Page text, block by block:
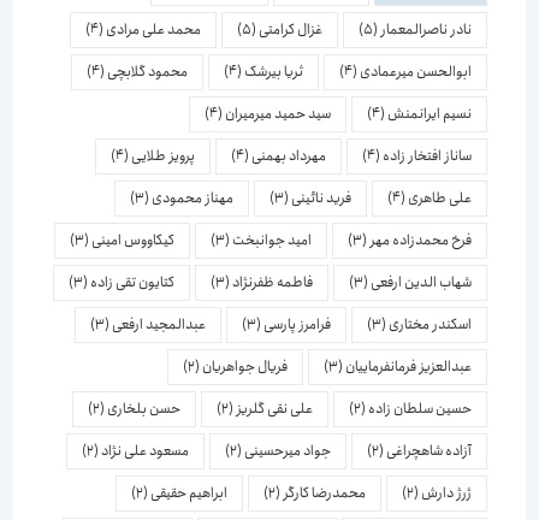
نادر ناصرالمعمار(5) غزال کرامتی(5) محمد علی مرادی(4)
ابوالحسن میرعمادی(4) ثریا بیرشک(4) محمود گلابچی(4)
نسیم ایرانمنش(4) سید حمید میرمیران(4)
ساناز افتخار زاده(4) مهرداد بهمنی(4) پرویز طلایی(4)
علی طاهری(4) فرید نائینی(3) مهناز محمودی(3)
فرخ محمدزاده مهر (3) امید جوانبخت(3) کیکاووس امینی(3)
شهاب الدین ارفعی(3) فاطمه ظفرنژاد(3) کتایون تقی زاده(3)
اسكندر مختاری(3) فرامرز پارسی(3) عبدالمجید ارفعی(3)
عبدالعزیز فرمانفرماییان(3) فریال جواهریان(2)
حسین سلطان زاده(2) علی نقی گلریز(2) حسن بلخاری(2)
آزاده شاهچراغی(2) جواد میرحسینی(2) مسعود علی نژاد (2)
ژرژ دارش(2) محمدرضا کارگر(2) ابراهیم حقیقی(2)